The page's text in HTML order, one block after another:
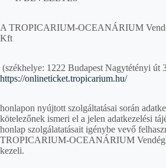
A TROPICARIUM-OCEANÁRIUM
Kft
(székhelye: 1222 Budapest Nagytétényi út
https://onlineticket.tropicarium.hu/
honlapon nyújtott szolgáltatásai során
kötelezőnek ismeri el a jelen adatkezelési
honlap szolgálatatásait igénybe vevő
TROPICARIUM-OCEANÁRIUM
kezeli.